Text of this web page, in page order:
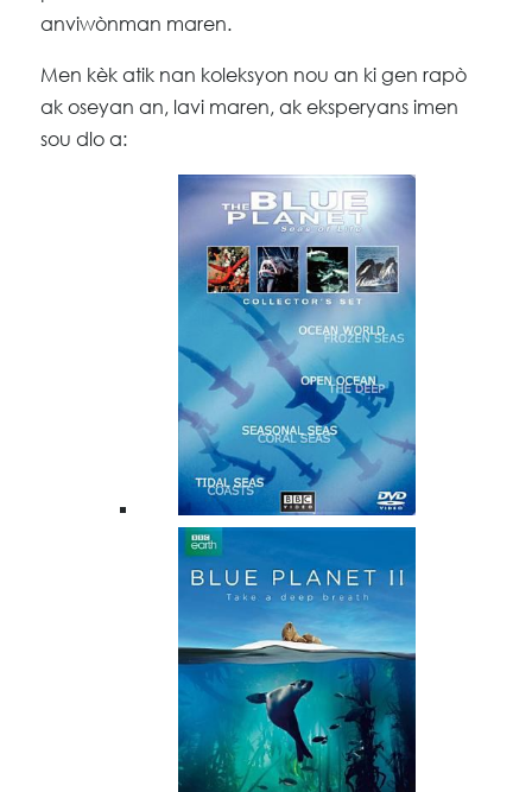
anviwònman maren.
Men kèk atik nan koleksyon nou an ki gen rapò
ak oseyan an, lavi maren, ak eksperyans imen
sou dlo a: